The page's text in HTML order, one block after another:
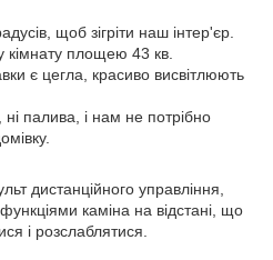
щоб зігріти наш інтер'єр.
кімнату площею 43 кв.
є цегла, красиво висвітлюють
палива, і нам не потрібно
дистанційного управління,
каміна на відстані, що
і розслаблятися.